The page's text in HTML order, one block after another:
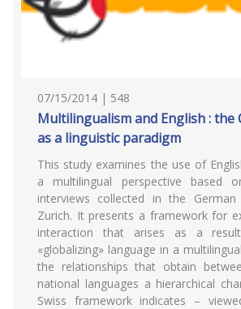
07/15/2014 | 548
Multilingualism and English : the
as a linguistic paradigm
This study examines the use of
a multilingual perspective based
interviews collected in the
Zurich. It presents a framework for
interaction that arises as a
«globalizing» language in a
the relationships that obtain
national languages a hierarchical
Swiss framework indicates –